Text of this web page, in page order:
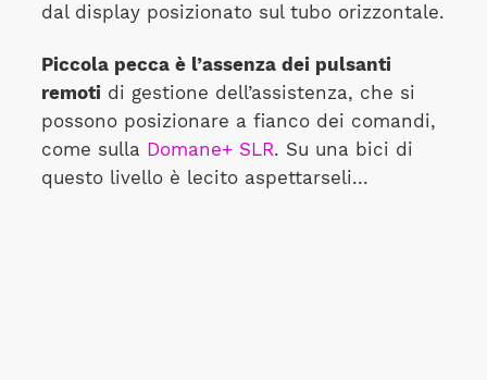
dal display posizionato sul tubo orizzontale.
Piccola pecca è l’assenza dei pulsanti
remotidi gestione dell’assistenza, che si
possono posizionare a fianco dei comandi,
come sulla Domane+ SLR. Su una bici di
questo livello è lecito aspettarseli...